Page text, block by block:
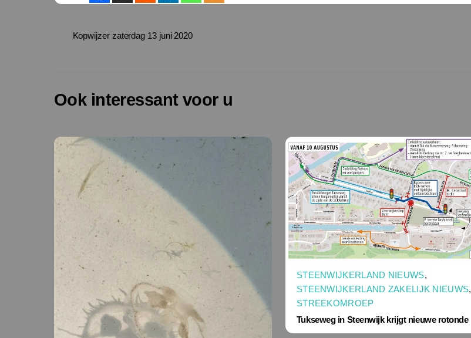
Kopwijzer zaterdag 13 juni 2020
Ook interessant voor u
STEENWIJKERLAND NIEUWS,
STEENWIJKERLAND ZAKELIJK NIEUWS,
STREEKOMROEP
Tukseweg in Steenwijk krijgt nieuwe rotonde